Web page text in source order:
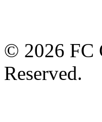
© 2026 FC
Reserved.